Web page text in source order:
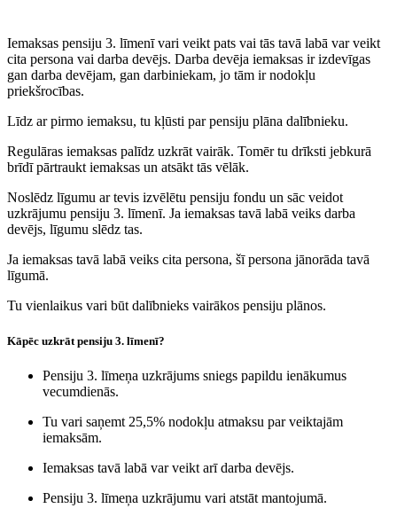
Iemaksas pensiju 3. līmenī vari veikt pats vai tās tavā labā var veikt
cita persona vai darba devējs. Darba devēja iemaksas ir izdevīgas
gan darba devējam, gan darbiniekam, jo tām ir nodokļu
priekšrocības.
Līdz ar pirmo iemaksu, tu kļūsti par pensiju plāna dalībnieku.
Regulāras iemaksas palīdz uzkrāt vairāk. Tomēr tu drīksti jebkurā
brīdī pārtraukt iemaksas un atsākt tās vēlāk.
Noslēdz līgumu ar tevis izvēlētu pensiju fondu un sāc veidot
uzkrājumu pensiju 3. līmenī. Ja iemaksas tavā labā veiks darba
devējs, līgumu slēdz tas.
Ja iemaksas tavā labā veiks cita persona, šī persona jānorāda tavā
līgumā.
Tu vienlaikus vari būt dalībnieks vairākos pensiju plānos.
Kāpēc uzkrāt pensiju 3. līmenī?
Pensiju 3. līmeņa uzkrājums sniegs papildu ienākumus
vecumdienās.
Tu vari saņemt 25,5% nodokļu atmaksu par veiktajām
iemaksām.
Iemaksas tavā labā var veikt arī darba devējs.
Pensiju 3. līmeņa uzkrājumu vari atstāt mantojumā.